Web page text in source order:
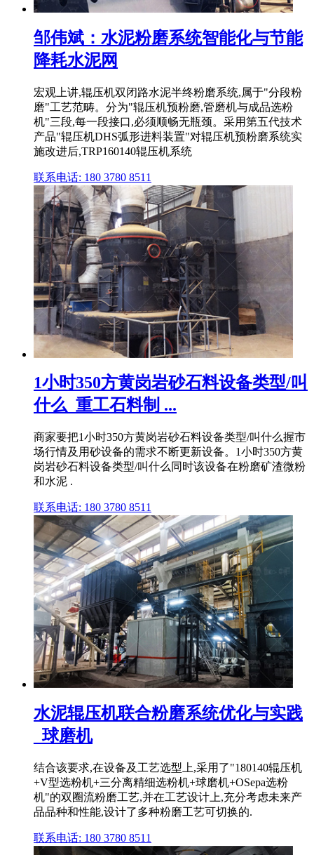
邹伟斌：水泥粉磨系统智能化与节能
降耗水泥网
宏观上讲,辊压机双闭路水泥半终粉磨系统,属于"分段粉
磨"工艺范畴。分为"辊压机预粉磨,管磨机与成品选粉
机"三段,每一段接口,必须顺畅无瓶颈。采用第五代技术
产品"辊压机DHS弧形进料装置"对辊压机预粉磨系统实
施改进后,TRP160140辊压机系统
联系电话: 180 3780 8511
1小时350方黄岗岩砂石料设备类型/叫
什么_重工石料制 ...
商家要把1小时350方黄岗岩砂石料设备类型/叫什么握市
场行情及用砂设备的需求不断更新设备。1小时350方黄
岗岩砂石料设备类型/叫什么同时该设备在粉磨矿渣微粉
和水泥 .
联系电话: 180 3780 8511
水泥辊压机联合粉磨系统优化与实践
_球磨机
结合该要求,在设备及工艺选型上,采用了"180140辊压机
+V型选粉机+三分离精细选粉机+球磨机+OSepa选粉
机"的双圈流粉磨工艺,并在工艺设计上,充分考虑未来产
品品种和性能,设计了多种粉磨工艺可切换的.
联系电话: 180 3780 8511